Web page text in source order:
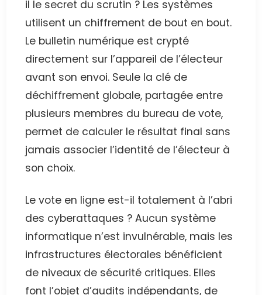
il le secret du scrutin ? Les systèmes
utilisent un chiffrement de bout en bout.
Le bulletin numérique est crypté
directement sur l’appareil de l’électeur
avant son envoi. Seule la clé de
déchiffrement globale, partagée entre
plusieurs membres du bureau de vote,
permet de calculer le résultat final sans
jamais associer l’identité de l’électeur à
son choix.
Le vote en ligne est-il totalement à l’abri
des cyberattaques ? Aucun système
informatique n’est invulnérable, mais les
infrastructures électorales bénéficient
de niveaux de sécurité critiques. Elles
font l’objet d’audits indépendants, de